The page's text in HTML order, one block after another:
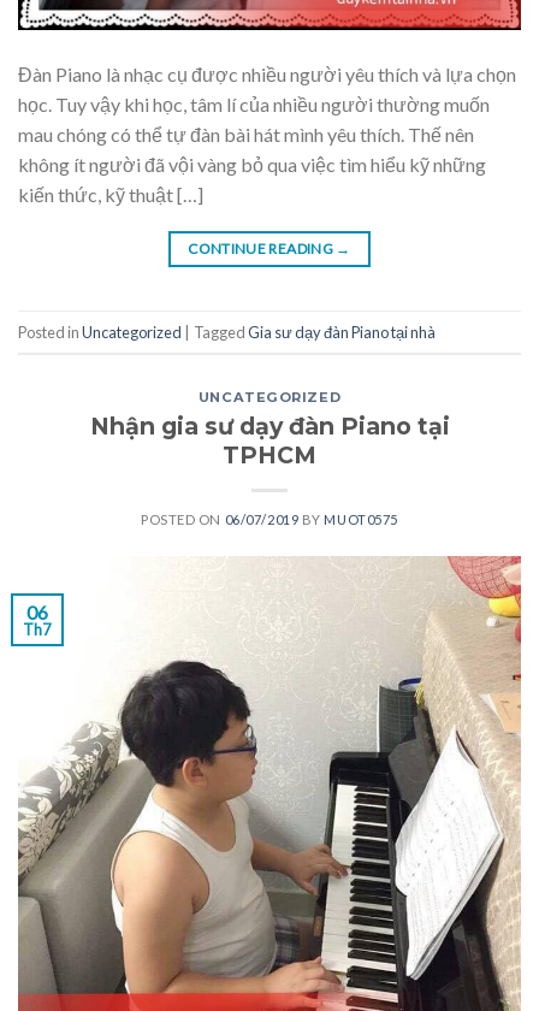
Đàn Piano là nhạc cụ được nhiều người yêu thích và lựa chọn
học. Tuy vậy khi học, tâm lí của nhiều người thường muốn
mau chóng có thể tự đàn bài hát mình yêu thích. Thế nên
không ít người đã vội vàng bỏ qua việc tìm hiểu kỹ những
kiến thức, kỹ thuật […]
CONTINUE READING →
Posted inUncategorized TaggedGia sư dạy đàn Piano tại nhà
UNCATEGORIZED
Nhận gia sư dạy đàn Piano tại
TPHCM
POSTED ON 06/07/2019 BY MUOT0575
06
Th7